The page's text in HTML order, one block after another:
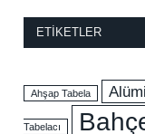
ETIKETLER
Ahşap Tabela
Tabelacı